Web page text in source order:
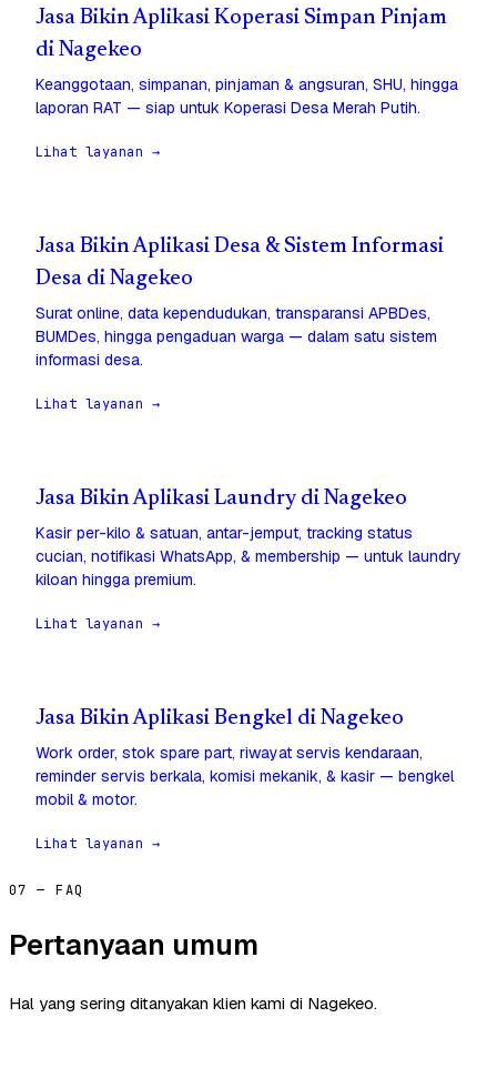
Jasa Bikin Aplikasi Koperasi Simpan Pinjam
di Nagekeo
Keanggotaan, simpanan, pinjaman & angsuran, SHU, hingga
laporan RAT — siap untuk Koperasi Desa Merah Putih.
Lihat layanan →
Jasa Bikin Aplikasi Desa & Sistem Informasi
Desa di Nagekeo
Surat online, data kependudukan, transparansi APBDes,
BUMDes, hingga pengaduan warga — dalam satu sistem
informasi desa.
Lihat layanan →
Jasa Bikin Aplikasi Laundry di Nagekeo
Kasir per-kilo & satuan, antar-jemput, tracking status
cucian, notifikasi WhatsApp, & membership — untuk laundry
kiloan hingga premium.
Lihat layanan →
Jasa Bikin Aplikasi Bengkel di Nagekeo
Work order, stok spare part, riwayat servis kendaraan,
reminder servis berkala, komisi mekanik, & kasir — bengkel
mobil & motor.
Lihat layanan →
07 — FAQ
Pertanyaan umum
Hal yang sering ditanyakan klien kami di Nagekeo.